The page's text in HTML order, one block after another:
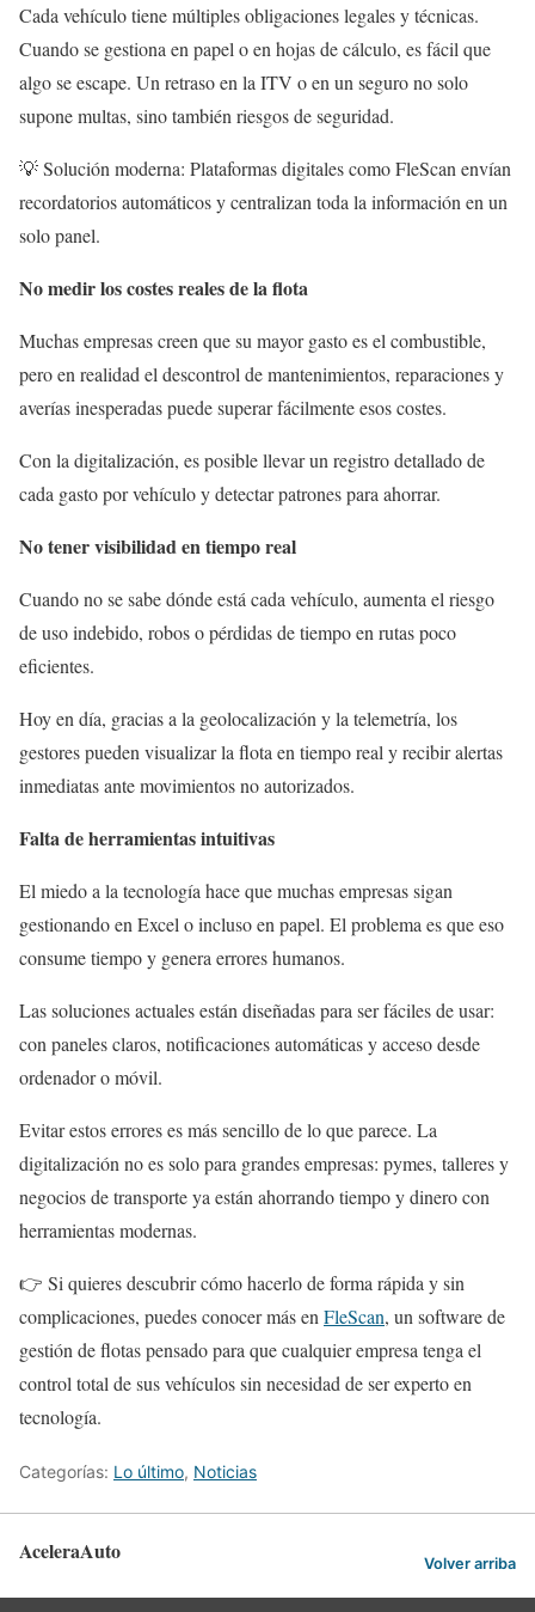
Cada vehículo tiene múltiples obligaciones legales y técnicas.
Cuando se gestiona en papel o en hojas de cálculo, es fácil que
algo se escape. Un retraso en la ITV o en un seguro no solo
supone multas, sino también riesgos de seguridad.
💡 Solución moderna: Plataformas digitales como FleScan envían
recordatorios automáticos y centralizan toda la información en un
solo panel.
No medir los costes reales de la flota
Muchas empresas creen que su mayor gasto es el combustible,
pero en realidad el descontrol de mantenimientos, reparaciones y
averías inesperadas puede superar fácilmente esos costes.
Con la digitalización, es posible llevar un registro detallado de
cada gasto por vehículo y detectar patrones para ahorrar.
No tener visibilidad en tiempo real
Cuando no se sabe dónde está cada vehículo, aumenta el riesgo
de uso indebido, robos o pérdidas de tiempo en rutas poco
eficientes.
Hoy en día, gracias a la geolocalización y la telemetría, los
gestores pueden visualizar la flota en tiempo real y recibir alertas
inmediatas ante movimientos no autorizados.
Falta de herramientas intuitivas
El miedo a la tecnología hace que muchas empresas sigan
gestionando en Excel o incluso en papel. El problema es que eso
consume tiempo y genera errores humanos.
Las soluciones actuales están diseñadas para ser fáciles de usar:
con paneles claros, notificaciones automáticas y acceso desde
ordenador o móvil.
Evitar estos errores es más sencillo de lo que parece. La
digitalización no es solo para grandes empresas: pymes, talleres y
negocios de transporte ya están ahorrando tiempo y dinero con
herramientas modernas.
👉 Si quieres descubrir cómo hacerlo de forma rápida y sin
complicaciones, puedes conocer más en FleScan, un software de
gestión de flotas pensado para que cualquier empresa tenga el
control total de sus vehículos sin necesidad de ser experto en
tecnología.
Categorías: Lo último, Noticias
AceleraAuto Volver arriba